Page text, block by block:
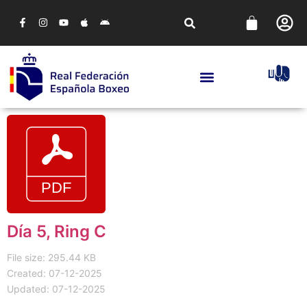
Día 5, Ring C
File size: 295.44 KB
Created: 07-12-2025
Updated: 07-12-2025